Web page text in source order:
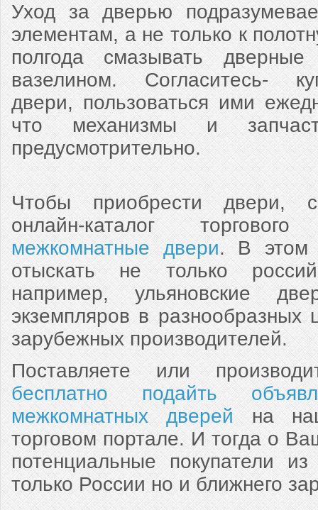
Уход за дверью
элементам, а не только к
полгода смазывать
вазелином. Согласитесь-
двери, пользоваться ими
что механизмы и
предусмотрительно.
Чтобы приобрести двери,
онлайн-каталог
межкомнатные двери. В этом
отыскать не только
например, ульяновские
экземпляров в разнообразных
зарубежных производителей.
Поставляете или
бесплатно подайть
межкомнатных дверейна
торговом портале. И тогда о
потенциальные покупатели
только России но и ближнего